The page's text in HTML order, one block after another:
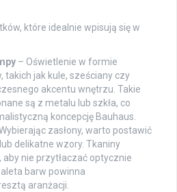
które idealnie wpisują się w
– Oświetlenie w formie
takich jak kule, sześciany czy
akcentu wnętrzu. Takie
są z metalu lub szkła, co
koncepcję Bauhaus.
zasłony, warto postawić
delikatne wzory. Tkaniny
aby nie przytłaczać optycznie
barw powinna
aranżacji.